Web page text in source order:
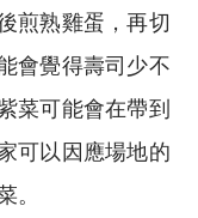
煎熟雞蛋，再切
會覺得壽司少不
菜可能會在帶到
可以因應場地的
。